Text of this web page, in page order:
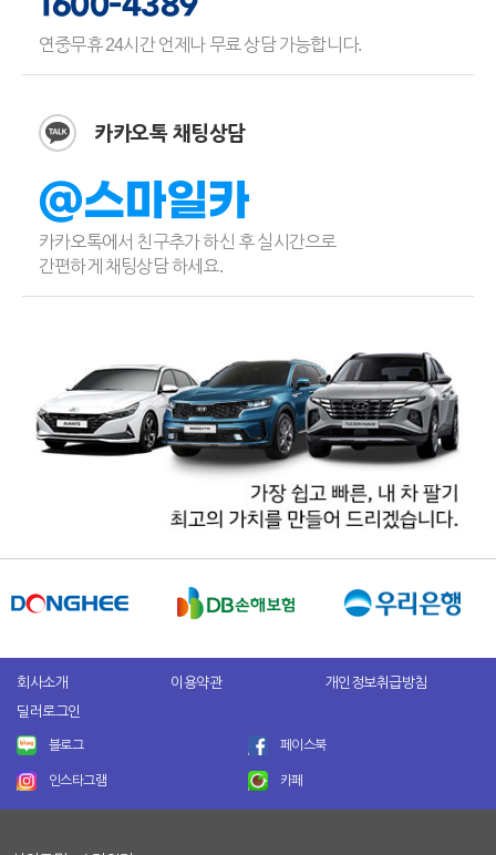
연중무휴 24시간 언제나 무료 상담 가능합니다.
카카오톡 채팅상담
@스마일카
카카오톡에서 친구추가 하신 후 실시간으로
간편하게 채팅상담 하세요.
회사소개 이용약관
개인정보취급방침
딜러로그인
블로그 페이스북
인스타그램 카페